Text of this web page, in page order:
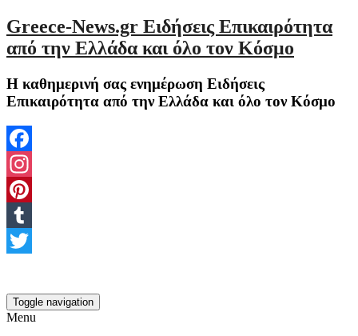
Greece-News.gr Ειδήσεις Επικαιρότητα
από την Ελλάδα και όλο τον Κόσμο
Η καθημερινή σας ενημέρωση Ειδήσεις
Επικαιρότητα από την Ελλάδα και όλο τον Κόσμο
Facebook
Instagram
Pinterest
Tumblr
Toggle navigation
Menu